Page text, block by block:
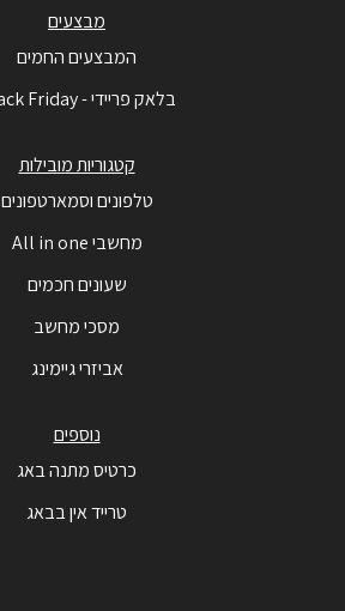
מבצעים
המבצעים החמים
בלאק פריידי - Black Friday
קטגוריות מובילות
טלפונים וסמארטפונים
מחשבי All in one
שעונים חכמים
מסכי מחשב
אביזרי גיימינג
נוספים
כרטיס מתנה באג
טרייד אין בבאג